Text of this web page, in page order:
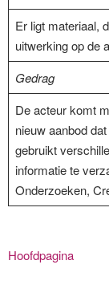
Er ligt materiaal,
uitwerking op de
Gedrag
De acteur komt
nieuw aanbod
gebruikt
informatie te
Onderzoeken,
Hoofdpagina